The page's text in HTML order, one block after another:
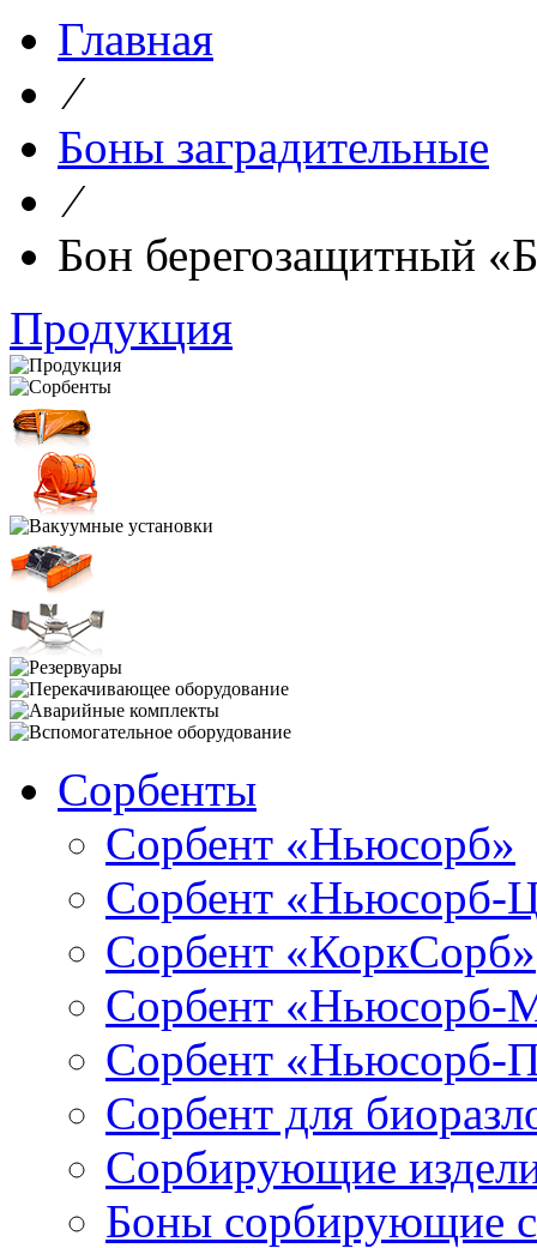
Главная
⁄
Боны заградительные
⁄
Бон берегозащитный
Продукция
Сорбенты
Сорбент «Ньюсорб»
Сорбент «Ньюсорб-
Сорбент «КоркСорб»
Сорбент «Ньюсорб-
Сорбент «Ньюсорб-
Сорбент для
Сорбирующие
Боны сорбирующие